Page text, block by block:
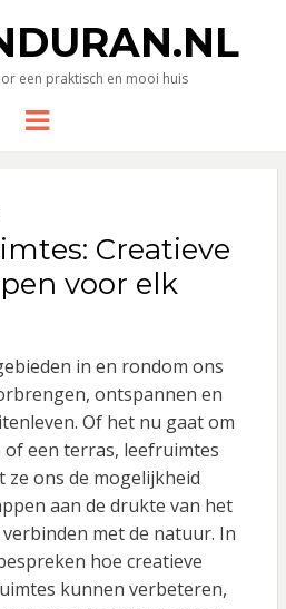
een praktisch en mooi huis
Menu
Creatieve
voor elk
in en rondom ons
ontspannen en
Of het nu gaat om
een terras, leefruimtes
ons de mogelijkheid
aan de drukte van het
met de natuur. In
hoe creatieve
kunnen verbeteren,